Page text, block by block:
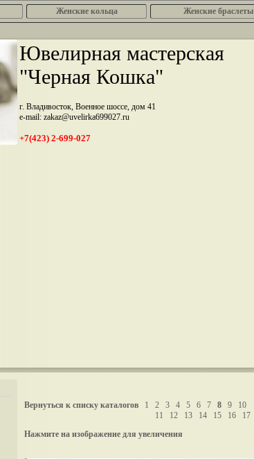
Женcкие кольца Женские браслеты
Ювелирная мастерская
"Черная Кошка"
г. Владивосток, Военное шоссе, дом 41
e-mail: zakaz@uvelirka699027.ru
+7(423) 2-699-027
Вернуться к списку каталогов 1 2 3 4 5 6 7 8 9
10
11
12 13 14 15 16
17
Нажмите на изображение для увеличения